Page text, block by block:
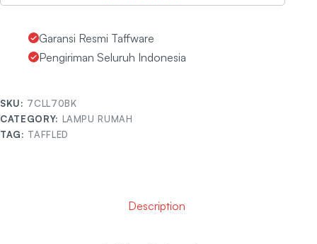
Garansi Resmi Taffware
Pengiriman Seluruh Indonesia
SKU: 7CLL70BK
CATEGORY: LAMPU RUMAH
TAG: TAFFLED
Description